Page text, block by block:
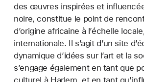
des œuvres inspirées et
noire, constitue le point de
d’origine africaine à l’échelle
internationale. Il s’agit d’un site
dynamique d’idées sur l’art et la
s’engage également en tant que
culturel à Harlem, et en tant